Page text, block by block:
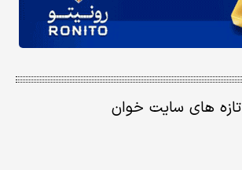
تازه های سایت خوان